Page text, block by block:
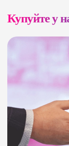
Купуйте у